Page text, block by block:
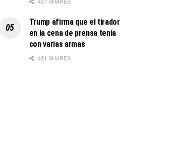
Trump afirma que el tirador
en la cena de prensa tenía
con varias armas
421 SHARES